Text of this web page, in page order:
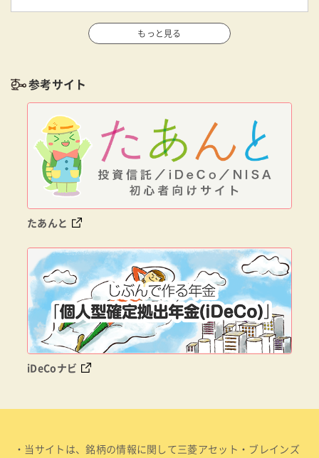
もっと見る
参考サイト
たあんと
iDeCoナビ
・当サイトは、銘柄の情報に関して三菱アセット・ブレインズ